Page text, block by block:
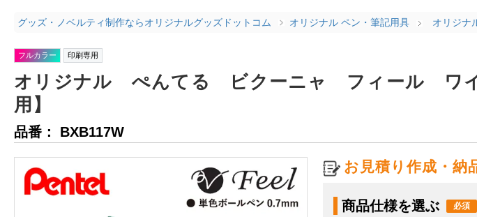
グッズ・ノベルティ制作ならオリジナルグッズドットコム オリジナル ペン・筆記用具 オリジナ
フルカラー 印刷専用
オリジナル ぺんてる ビクーニャ フィール ワ
用】
品番： BXB117W
お見積り作成・納
商品仕様を選ぶ